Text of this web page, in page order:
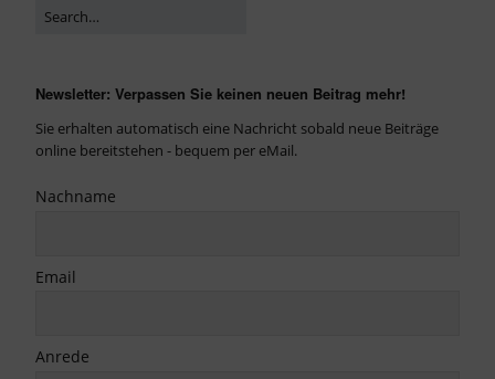
Newsletter: Verpassen Sie keinen neuen Beitrag mehr!
Sie erhalten automatisch eine Nachricht sobald neue Beiträge
online bereitstehen - bequem per eMail.
Nachname
Email
Anrede